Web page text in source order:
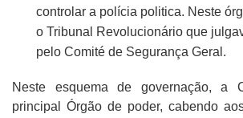
controlar a polícia politica. Neste
o Tribunal Revolucionário que
pelo Comité de Segurança Geral.
Neste esquema de governação, a
principal Órgão de poder, cabendo